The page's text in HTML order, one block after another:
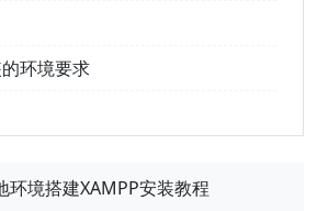
环境要求
境搭建XAMPP安装教程